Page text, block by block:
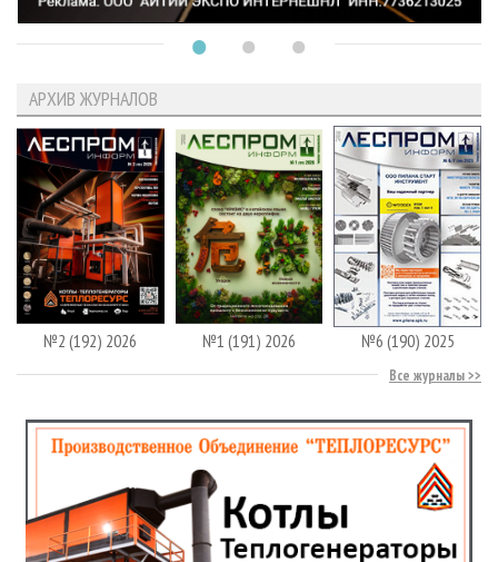
АРХИВ ЖУРНАЛОВ
№2 (192) 2026 №1 (191) 2026 №6 (190) 2025
Все журналы